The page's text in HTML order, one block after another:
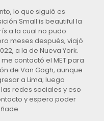
lo que siguió es
Small is beautiful la
a la cual no pudo
meses después, viajó
a la de Nueva York.
contactó el MET para
de Van Gogh, aunque
a Lima; luego
redes sociales y eso
y espero poder